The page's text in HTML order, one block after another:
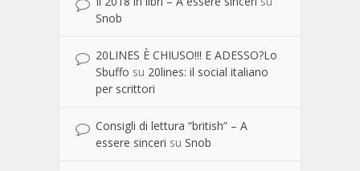
Snob
20LINES È CHIUSO!!! E ADESSO?Lo
Sbuffo su 20lines: il social italiano
per scrittori
Consigli di lettura “british” – A
essere sinceri su Snob